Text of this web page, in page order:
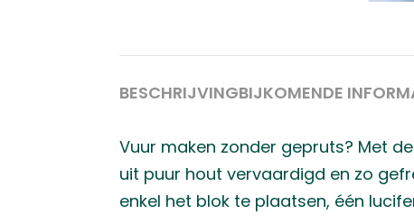
BESCHRIJVINGBIJKOMENDE
Vuur maken zonder gepruts? Met
uit puur hout vervaardigd en zo
enkel het blok te plaatsen, één